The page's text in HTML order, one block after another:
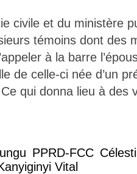
civile et du ministère
témoins dont des
à la barre
de celle-ci née d’un
qui donna lieu à des
PPRD-FCC
Vital